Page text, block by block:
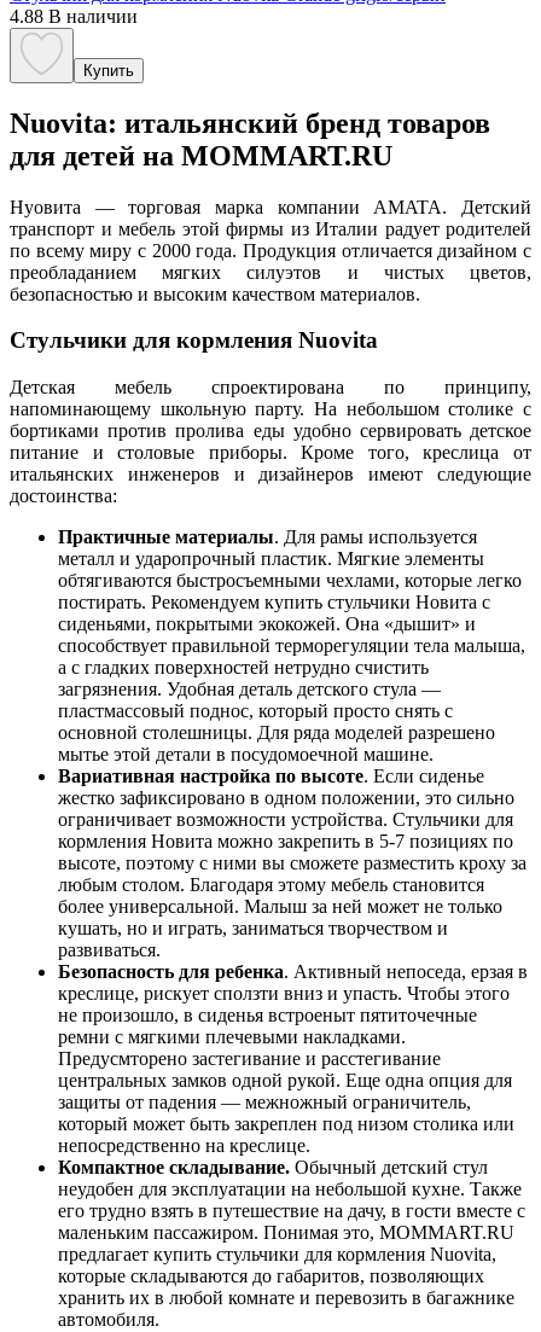
4.88 В наличии
Купить
Nuovita: итальянский бренд товаров
для детей на MOMMART.RU
Нуовита — торговая марка компании AMATA. Детский
транспорт и мебель этой фирмы из Италии радует родителей
по всему миру с 2000 года. Продукция отличается дизайном с
преобладанием мягких силуэтов и чистых цветов,
безопасностью и высоким качеством материалов.
Стульчики для кормления Nuovita
Детская мебель спроектирована по принципу,
напоминающему школьную парту. На небольшом столике с
бортиками против пролива еды удобно сервировать детское
питание и столовые приборы. Кроме того, креслица от
итальянских инженеров и дизайнеров имеют следующие
достоинства:
Практичные материалы. Для рамы используется
металл и ударопрочный пластик. Мягкие элементы
обтягиваются быстросъемными чехлами, которые легко
постирать. Рекомендуем купить стульчики Новита с
сиденьями, покрытыми экокожей. Она «дышит» и
способствует правильной терморегуляции тела малыша,
а с гладких поверхностей нетрудно счистить
загрязнения. Удобная деталь детского стула —
пластмассовый поднос, который просто снять с
основной столешницы. Для ряда моделей разрешено
мытье этой детали в посудомоечной машине.
Вариативная настройка по высоте. Если сиденье
жестко зафиксировано в одном положении, это сильно
ограничивает возможности устройства. Стульчики для
кормления Новита можно закрепить в 5-7 позициях по
высоте, поэтому с ними вы сможете разместить кроху за
любым столом. Благодаря этому мебель становится
более универсальной. Малыш за ней может не только
кушать, но и играть, заниматься творчеством и
развиваться.
Безопасность для ребенка. Активный непоседа, ерзая в
креслице, рискует сползти вниз и упасть. Чтобы этого
не произошло, в сиденья встроеныт пятиточечные
ремни с мягкими плечевыми накладками.
Предусмторено застегивание и расстегивание
центральных замков одной рукой. Еще одна опция для
защиты от падения — межножный ограничитель,
который может быть закреплен под низом столика или
непосредственно на креслице.
Компактное складывание. Обычный детский стул
неудобен для эксплуатации на небольшой кухне. Также
его трудно взять в путешествие на дачу, в гости вместе с
маленьким пассажиром. Понимая это, MOMMART.RU
предлагает купить стульчики для кормления Nuovita,
которые складываются до габаритов, позволяющих
хранить их в любой комнате и перевозить в багажнике
автомобиля.